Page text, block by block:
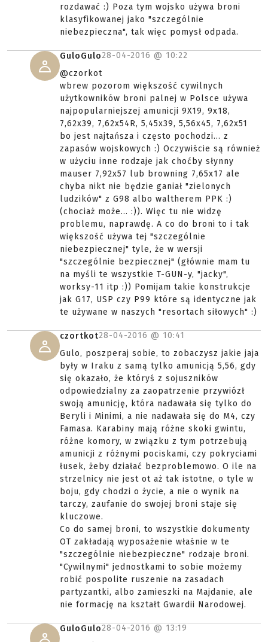
rozdawać :) Poza tym wojsko używa broni
klasyfikowanej jako "szczególnie
niebezpieczna", tak więc pomysł odpada.
GuloGulo28-04-2016 @ 10:22
@czorkot
wbrew pozorom większość cywilnych
użytkowników broni palnej w Polsce używa
najpopularniejszej amunicji 9X19, 9x18,
7,62x39, 7,62x54R, 5,45x39, 5,56x45, 7,62x51
bo jest najtańsza i często pochodzi... z
zapasów wojskowych :) Oczywiście są również
w użyciu inne rodzaje jak choćby słynny
mauser 7,92x57 lub browning 7,65x17 ale
chyba nikt nie będzie ganiał "zielonych
ludzików" z G98 albo waltherem PPK :)
(chociaż może... :)). Więc tu nie widzę
problemu, naprawdę. A co do broni to i tak
większość używa tej "szczególnie
niebezpiecznej" tyle, że w wersji
"szczególnie bezpiecznej" (głównie mam tu
na myśli te wszystkie T-GUN-y, "jacky",
worksy-11 itp :)) Pomijam takie konstrukcje
jak G17, USP czy P99 które są identyczne jak
te używane w naszych "resortach siłowych" :)
czortkot28-04-2016 @ 10:41
Gulo, poszperaj sobie, to zobaczysz jakie jaja
były w Iraku z samą tylko amunicją 5,56, gdy
się okazało, że któryś z sojuszników
odpowiedzialny za zaopatrzenie przywiózł
swoją amunicję, która nadawała się tylko do
Beryli i Minimi, a nie nadawała się do M4, czy
Famasa. Karabiny mają różne skoki gwintu,
różne komory, w związku z tym potrzebują
amunicji z różnymi pociskami, czy pokryciami
łusek, żeby działać bezproblemowo. O ile na
strzelnicy nie jest ot aż tak istotne, o tyle w
boju, gdy chodzi o życie, a nie o wynik na
tarczy, zaufanie do swojej broni staje się
kluczowe.
Co do samej broni, to wszystkie dokumenty
OT zakładają wyposażenie właśnie w te
"szczególnie niebezpieczne" rodzaje broni.
"Cywilnymi" jednostkami to sobie możemy
robić pospolite ruszenie na zasadach
partyzantki, albo zamieszki na Majdanie, ale
nie formację na kształt Gwardii Narodowej.
GuloGulo28-04-2016 @ 13:19